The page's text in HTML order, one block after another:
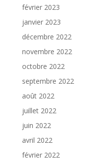
février 2023
janvier 2023
décembre 2022
novembre 2022
octobre 2022
septembre 2022
août 2022
juillet 2022
juin 2022
avril 2022
février 2022